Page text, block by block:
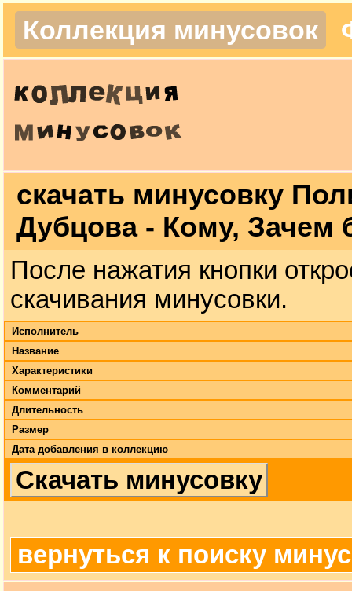
Коллекция минусовок
скачать минусовку
Дубцова - Кому, Зачем
После нажатия кнопки
скачивания минусовки.
Исполнитель
Название
Характеристики
Комментарий
Длительность
Размер
Дата добавления в коллекцию
Скачать минусовку
вернуться к поиску